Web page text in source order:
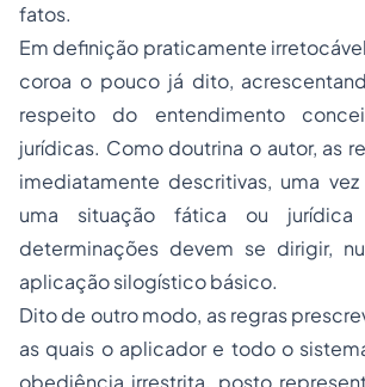
fatos.
Em definição praticamente
coroa o pouco já dito,
respeito do entendimento
jurídicas. Como doutrina o autor, as
imediatamente descritivas, uma
uma situação fática ou
determinações devem se dirigir,
aplicação silogístico básico.
Dito de outro modo, as regras
as quais o aplicador e todo o
obediência irrestrita, posto